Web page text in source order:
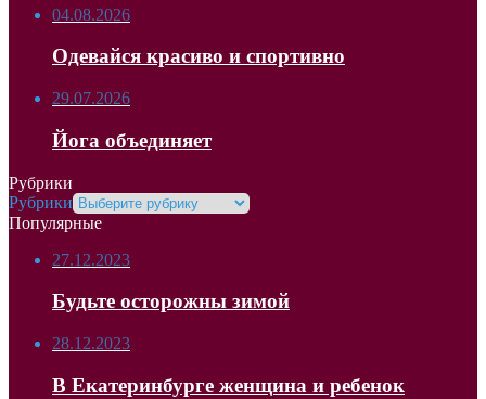
04.08.2026
Одевайся красиво и спортивно
29.07.2026
Йога объединяет
Рубрики
Рубрики
Популярные
27.12.2023
Будьте осторожны зимой
28.12.2023
В Екатеринбурге женщина и ребенок